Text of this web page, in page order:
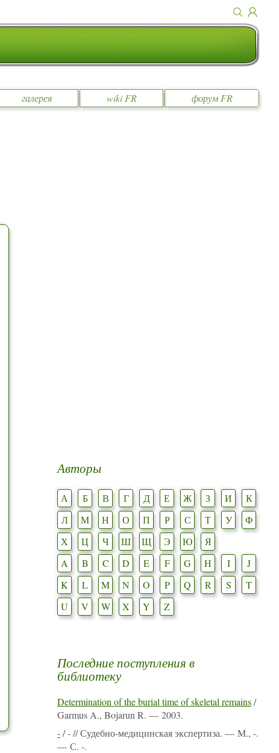
галерея wiki FR форум FR
Авторы
А Б В Г Д Е Ж З И
К
Л
М Н О П Р С Т У
Ф
Х
Ц Ч Ш Щ Э Ю
Я
A
B C D E F G H I
J
K
L M N O P Q R S
T
U
V W X Y Z
Последние поступления в
библиотеку
Determination of the burial time of skeletal remains/
Garmus A., Bojarun R. — 2003.
-/ - // Судебно-медицинская экспертиза. — М., -.
— С. -.